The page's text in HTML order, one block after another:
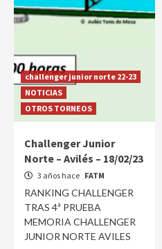
challenger junior norte 22-23
NOTICIAS
OTROS TORNEOS
Challenger Junior
Norte – Avilés – 18/02/23
3 años hace FATM
RANKING CHALLENGER
TRAS 4ª PRUEBA
MEMORIA CHALLENGER
JUNIOR NORTE AVILES